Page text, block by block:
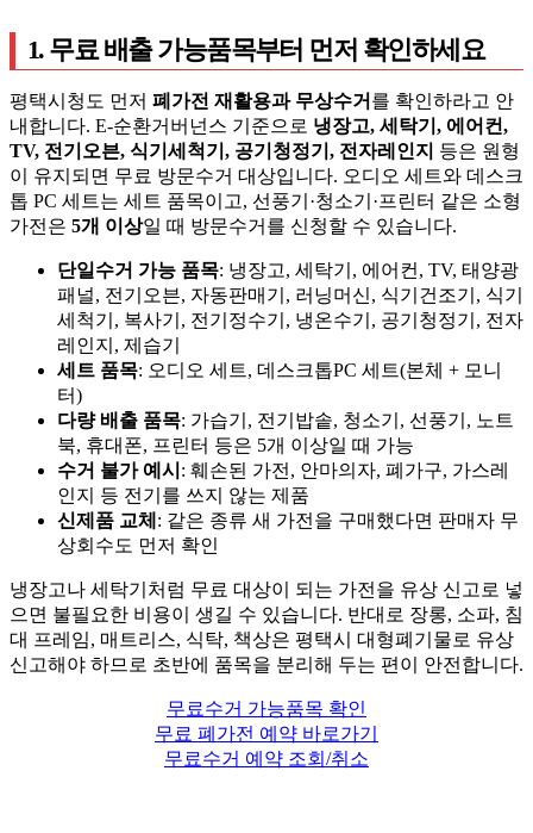
1. 무료 배출 가능품목부터 먼저 확인하세요
평택시청도 먼저 폐가전 재활용과 무상수거 를 확인하라고 안
내합니다. E-순환거버넌스 기준으로 냉장고, 세탁기, 에어컨,
TV, 전기오븐, 식기세척기, 공기청정기, 전자레인지 등은 원형
이 유지되면 무료 방문수거 대상입니다. 오디오 세트와 데스크
톱 PC 세트는 세트 품목이고, 선풍기·청소기·프린터 같은 소형
가전은 5개 이상일 때 방문수거를 신청할 수 있습니다.
단일수거 가능 품목: 냉장고, 세탁기, 에어컨, TV, 태양광
패널, 전기오븐, 자동판매기, 러닝머신, 식기건조기, 식기
세척기, 복사기, 전기정수기, 냉온수기, 공기청정기, 전자
레인지, 제습기
세트 품목: 오디오 세트, 데스크톱PC 세트(본체 + 모니
터)
다량 배출 품목: 가습기, 전기밥솥, 청소기, 선풍기, 노트
북, 휴대폰, 프린터 등은 5개 이상일 때 가능
수거 불가 예시 : 훼손된 가전, 안마의자, 폐가구, 가스레
인지 등 전기를 쓰지 않는 제품
신제품 교체 : 같은 종류 새 가전을 구매했다면 판매자 무
상회수도 먼저 확인
냉장고나 세탁기처럼 무료 대상이 되는 가전을 유상 신고로 넣
으면 불필요한 비용이 생길 수 있습니다. 반대로 장롱, 소파, 침
대 프레임, 매트리스, 식탁, 책상은 평택시 대형폐기물로 유상
신고해야 하므로 초반에 품목을 분리해 두는 편이 안전합니다.
무료수거 가능품목 확인
무료 폐가전 예약 바로가기
무료수거 예약 조회/취소